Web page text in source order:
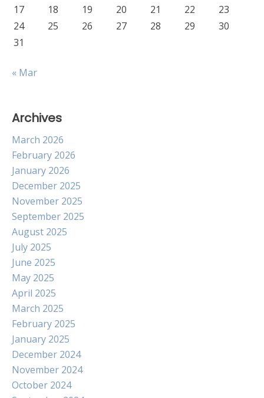
17
18 19 20 21 22
23
24
25 26 27 28 29
30
31
« Mar
Archives
March 2026
February 2026
January 2026
December 2025
November 2025
September 2025
August 2025
July 2025
June 2025
May 2025
April 2025
March 2025
February 2025
January 2025
December 2024
November 2024
October 2024